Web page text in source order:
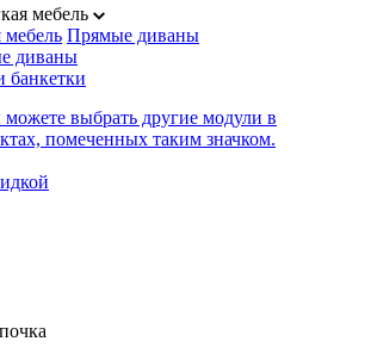
мебель
Прямые диваны
диваны
выбрать другие модули в
помеченных таким значком.